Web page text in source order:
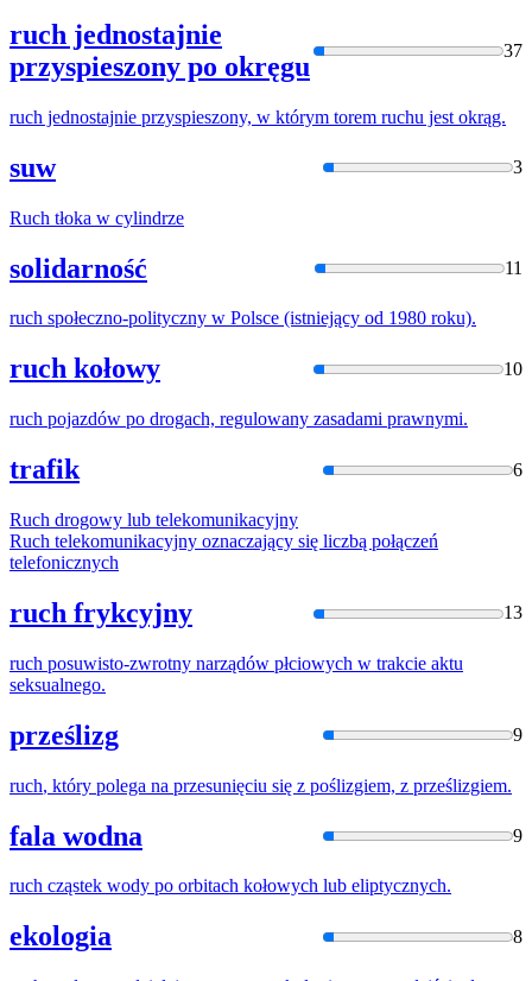
ruch jednostajnie
przyspieszony po okręgu
37
ruch jednostajnie przyspieszony, w którym torem ruchu jest okrąg.
suw 3
Ruch tłoka w cylindrze
solidarność 11
ruch społeczno-polityczny w Polsce (istniejący od 1980 roku).
ruch kołowy 10
ruch pojazdów po drogach, regulowany zasadami prawnymi.
trafik 6
Ruch drogowy lub telekomunikacyjny
Ruch telekomunikacyjny oznaczający się liczbą połączeń
telefonicznych
ruch frykcyjny 13
ruch posuwisto-zwrotny narządów płciowych w trakcie aktu
seksualnego.
prześlizg 9
ruch, który polega na przesunięciu się z poślizgiem, z prześlizgiem.
fala wodna 9
ruch cząstek wody po orbitach kołowych lub eliptycznych.
ekologia 8